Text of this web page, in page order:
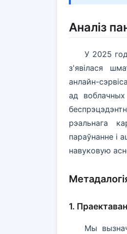
Аналіз
У 2025
з'явілася
анлайн-
ад
рэальнага
параўнанне і
навуковую
1.
Мы